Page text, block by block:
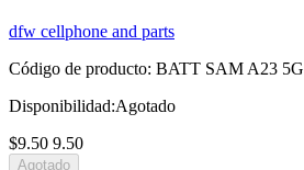
dfw cellphone and parts
Código de producto: BATT SAM A23 5G
Disponibilidad:Agotado
$9.50 9.50